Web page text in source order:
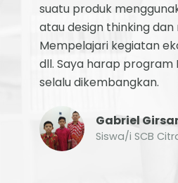
suatu produk
atau design thinking
Mempelajari kegiatan
dll. Saya harap
selalu dikembangkan.
Gabriel
Siswa/i SCB